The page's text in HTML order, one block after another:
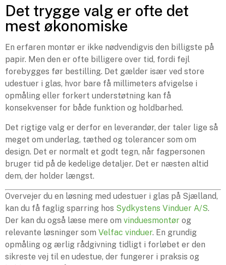
Det trygge valg er ofte det
mest økonomiske
En erfaren montør er ikke nødvendigvis den billigste på
papir. Men den er ofte billigere over tid, fordi fejl
forebygges før bestilling. Det gælder især ved store
udestuer i glas, hvor bare få millimeters afvigelse i
opmåling eller forkert understøtning kan få
konsekvenser for både funktion og holdbarhed.
Det rigtige valg er derfor en leverandør, der taler lige så
meget om underlag, tæthed og tolerancer som om
design. Det er normalt et godt tegn, når fagpersonen
bruger tid på de kedelige detaljer. Det er næsten altid
dem, der holder længst.
Overvejer du en løsning med udestuer i glas på Sjælland,
kan du få faglig sparring hos Sydkystens Vinduer A/S.
Der kan du også læse mere om vinduesmontør og
relevante løsninger som Velfac vinduer. En grundig
opmåling og ærlig rådgivning tidligt i forløbet er den
sikreste vej til en udestue, der fungerer i praksis og